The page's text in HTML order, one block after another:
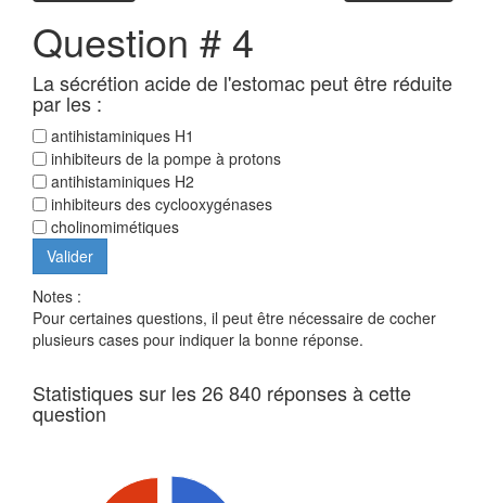
Question # 4
La sécrétion acide de l'estomac peut être réduite
par les :
antihistaminiques H1
inhibiteurs de la pompe à protons
antihistaminiques H2
inhibiteurs des cyclooxygénases
cholinomimétiques
Notes :
Pour certaines questions, il peut être nécessaire de cocher
plusieurs cases pour indiquer la bonne réponse.
Statistiques sur les 26 840 réponses à cette
question